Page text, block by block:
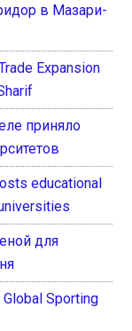
в Мазари-
Expansion
приняло
educational
для
Sporting